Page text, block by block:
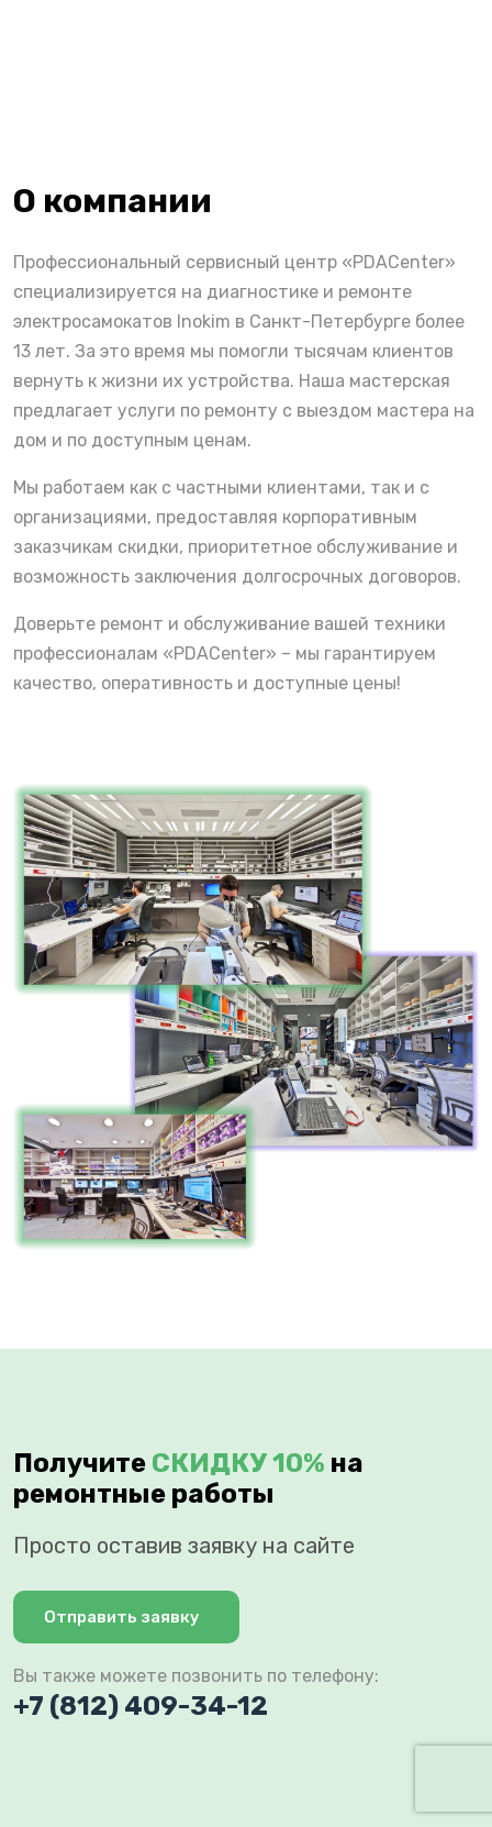
О компании
Профессиональный сервисный центр «PDACenter»
специализируется на диагностике и ремонте
электросамокатов Inokim в Санкт-Петербурге более
13 лет. За это время мы помогли тысячам клиентов
вернуть к жизни их устройства. Наша мастерская
предлагает услуги по ремонту с выездом мастера на
дом и по доступным ценам.
Мы работаем как с частными клиентами, так и с
организациями, предоставляя корпоративным
заказчикам скидки, приоритетное обслуживание и
возможность заключения долгосрочных договоров.
Доверьте ремонт и обслуживание вашей техники
профессионалам «PDACenter» – мы гарантируем
качество, оперативность и доступные цены!
Получите СКИДКУ 10% на
ремонтные работы
Просто оставив заявку на сайте
Отправить заявку
Вы также можете позвонить по телефону:
+7 (812) 409-34-12